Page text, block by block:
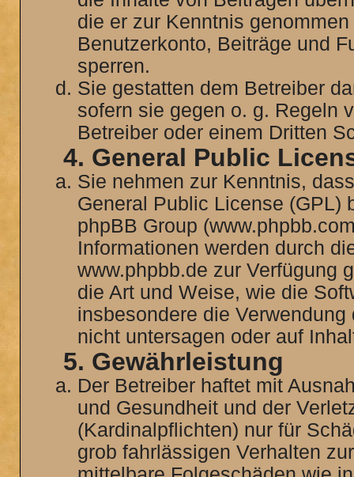
die er zur Kenntnis
Benutzerkonto, Beiträge und
sperren.
Sie gestatten dem Betreiber
sofern sie gegen o. g. Regeln
Betreiber oder einem Dritten
4. General Public
Sie nehmen zur Kenntnis,
General Public License (GPL)
phpBB Group
Informationen werden durch
www.phpbb.de zur Verfügung
die Art und Weise, wie die
insbesondere die
nicht untersagen oder auf
5. Gewährleistung
Der Betreiber haftet mit
und Gesundheit und der
(Kardinalpflichten) nur für
grob fahrlässigen Verhalten